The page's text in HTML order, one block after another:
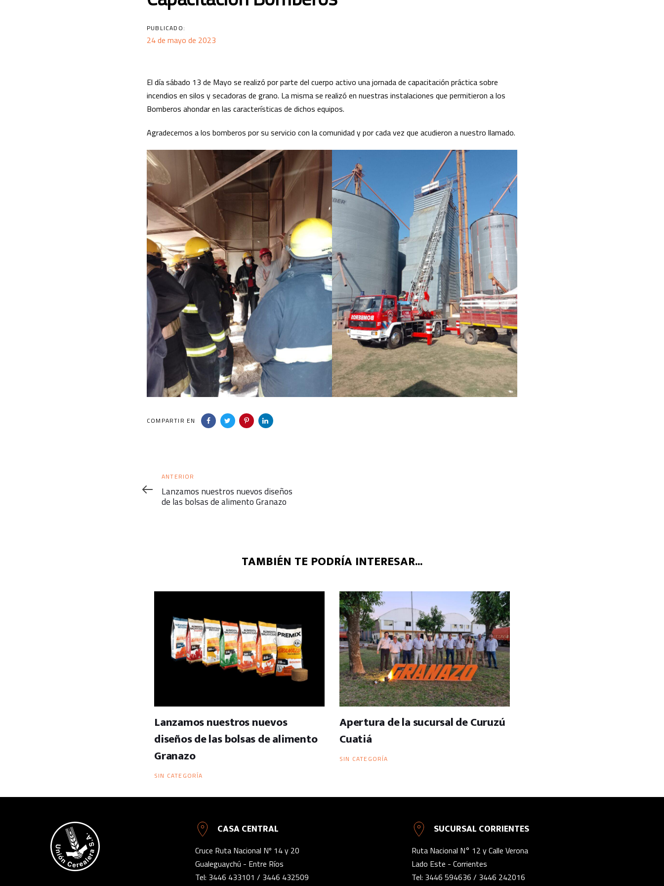
PUBLICADO:
24 de mayo de 2023
El día sábado 13 de Mayo se realizó por parte del cuerpo activo una jornada de capacitación práctica sobre
incendios en silos y secadoras de grano. La misma se realizó en nuestras instalaciones que permitieron a los
Bomberos ahondar en las características de dichos equipos.
Agradecemos a los bomberos por su servicio con la comunidad y por cada vez que acudieron a nuestro llamado.
COMPARTIR EN
Anterior
ANTERIOR
Lanzamos nuestros nuevos diseños
de las bolsas de alimento Granazo
TAMBIÉN TE PODRÍA INTERESAR...
Lanzamos nuestros nuevos
diseños de las bolsas de alimento
Granazo
SIN CATEGORÍA
Apertura de la sucursal de Curuzú
Cuatiá
SIN CATEGORÍA
CASA CENTRAL
Cruce Ruta Nacional Nº 14 y 20
Gualeguaychú - Entre Ríos
Tel: 3446 433101 / 3446 432509
SUCURSAL CORRIENTES
Ruta Nacional N° 12 y Calle Verona
Lado Este - Corrientes
Tel: 3446 594636 / 3446 242016